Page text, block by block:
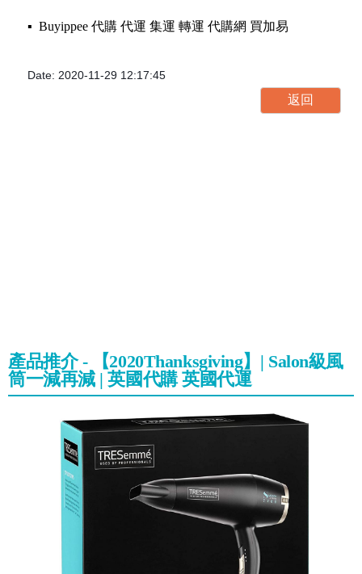
▪️ Buyippee 代購 代運 集運 轉運 代購網 買加易
Date: 2020-11-29 12:17:45
產品推介 - 【2020Thanksgiving】| Salon級風
筒一減再減 | 英國代購 英國代運